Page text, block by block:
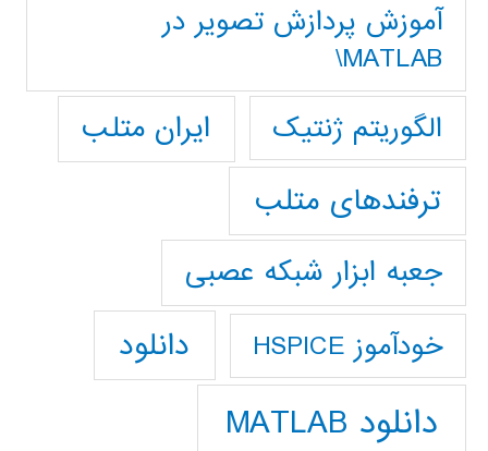
آموزش پردازش تصوير در
MATLAB\
الگوریتم ژنتیک
ایران متلب
ترفندهای متلب
جعبه ابزار شبکه عصبی
خودآموز HSPICE دانلود
دانلود MATLAB